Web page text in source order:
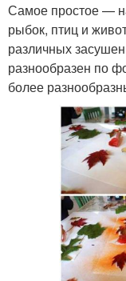
Самое простое —
рыбок, птиц и
различных
разнообразен по
более